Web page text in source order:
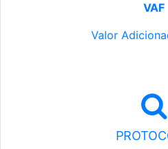
VAF
Valor